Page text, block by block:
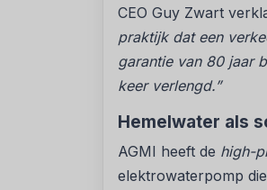
CEO Guy Zwart
praktijk dat een
garantie van 80 jaar
keer verlengd.”
Hemelwater als
AGMI heeft de high-
elektrowaterpomp